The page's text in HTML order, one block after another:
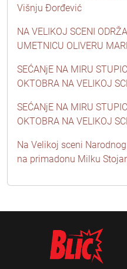
Višnju Đorđević
NA VELIKOJ SCENI
UMETNICU OLIVERU
SEĆANjE NA MIRU
OKTOBRA NA VELIKOJ
SEĆANjE NA MIRU
OKTOBRA NA VELIKOJ
Na Velikoj sceni
na primadonu Milku